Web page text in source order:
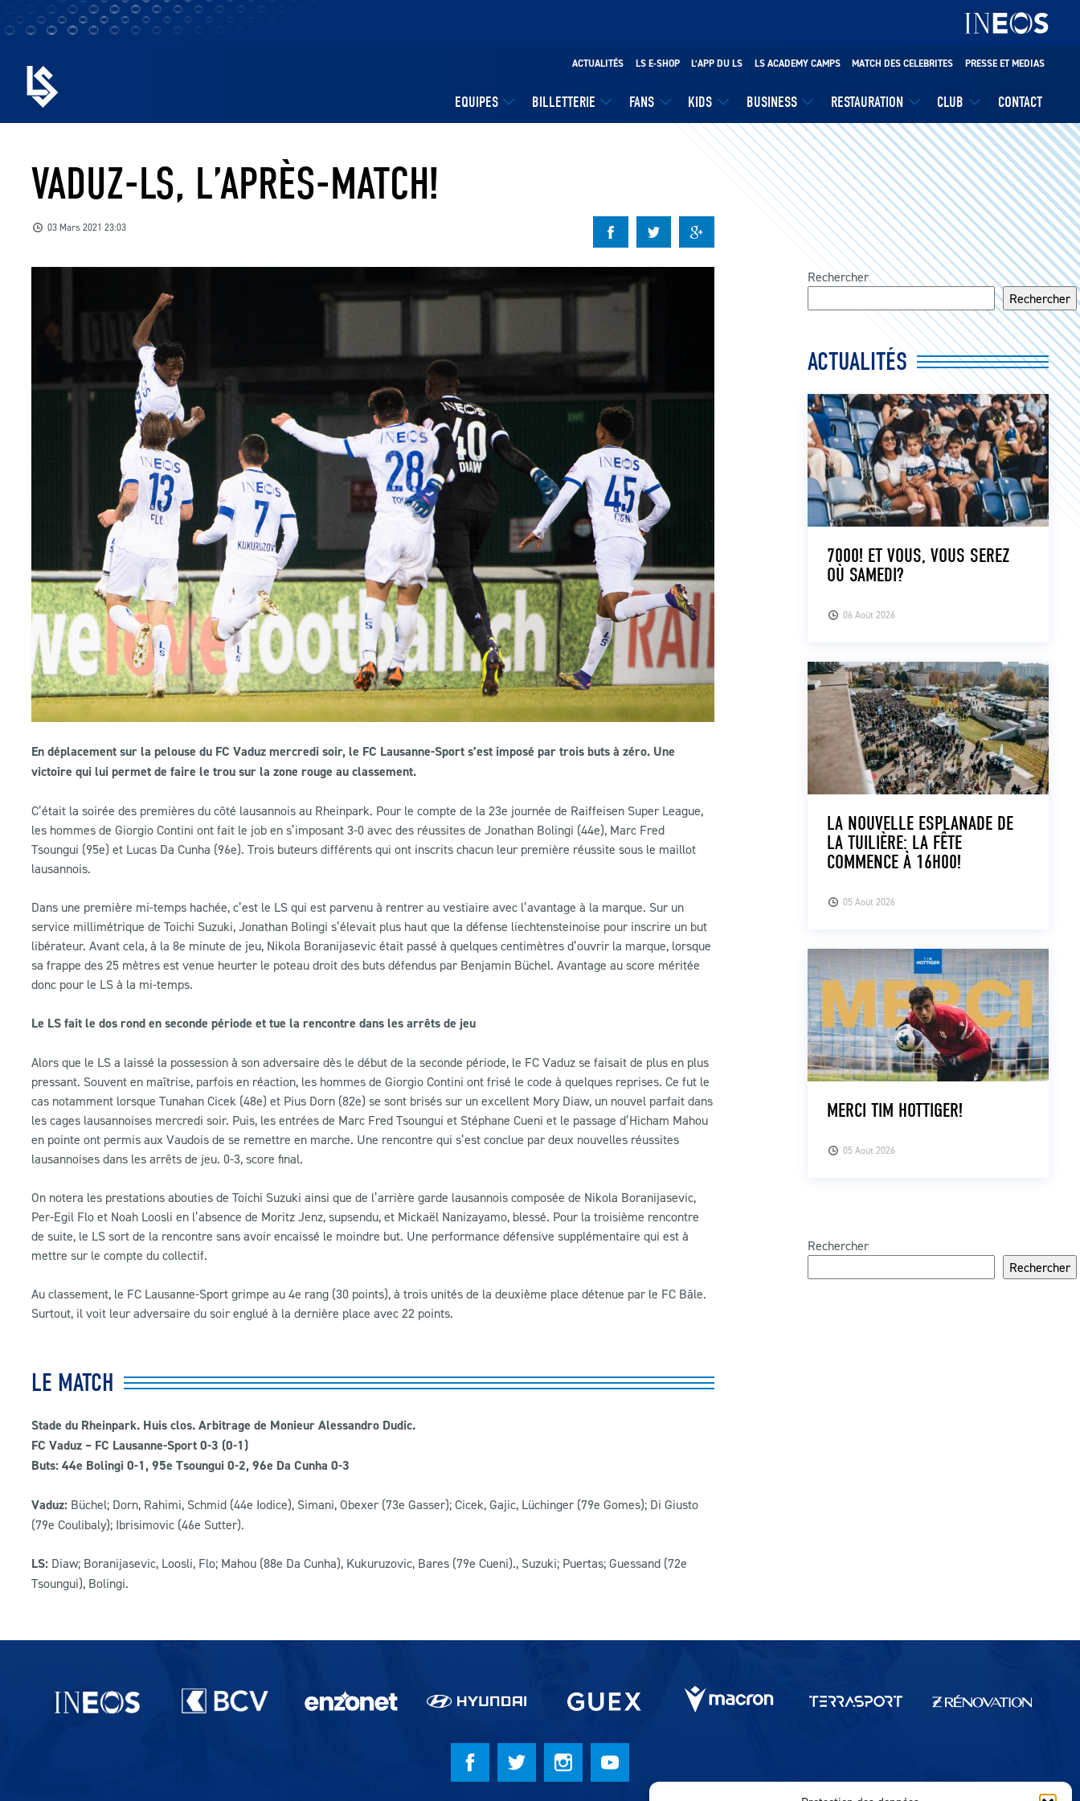
EQUIPES BILLETTERIE FANS KIDS BUSINESS RESTAURATION CLUB CONTACT
ACTUALITÉS LS E-SHOP L’APP DU LS LS ACADEMY CAMPS MATCH DES CELEBRITES PRESSE ET MEDIAS
VADUZ-LS, L’APRÈS-MATCH!
03 Mars 2021 23:03
En déplacement sur la pelouse du FC Vaduz mercredi soir, le FC Lausanne-Sport s’est imposé par trois buts à zéro. Une
victoire qui lui permet de faire le trou sur la zone rouge au classement.
C’était la soirée des premières du côté lausannois au Rheinpark. Pour le compte de la 23e journée de Raiffeisen Super League,
les hommes de Giorgio Contini ont fait le job en s’imposant 3-0 avec des réussites de Jonathan Bolingi (44e), Marc Fred
Tsoungui (95e) et Lucas Da Cunha (96e). Trois buteurs différents qui ont inscrits chacun leur première réussite sous le maillot
lausannois.
Dans une première mi-temps hachée, c’est le LS qui est parvenu à rentrer au vestiaire avec l’avantage à la marque. Sur un
service millimétrique de Toichi Suzuki, Jonathan Bolingi s’élevait plus haut que la défense liechtensteinoise pour inscrire un but
libérateur. Avant cela, à la 8e minute de jeu, Nikola Boranijasevic était passé à quelques centimètres d’ouvrir la marque, lorsque
sa frappe des 25 mètres est venue heurter le poteau droit des buts défendus par Benjamin Büchel. Avantage au score méritée
donc pour le LS à la mi-temps.
Le LS fait le dos rond en seconde période et tue la rencontre dans les arrêts de jeu
Alors que le LS a laissé la possession à son adversaire dès le début de la seconde période, le FC Vaduz se faisait de plus en plus
pressant. Souvent en maîtrise, parfois en réaction, les hommes de Giorgio Contini ont frisé le code à quelques reprises. Ce fut le
cas notamment lorsque Tunahan Cicek (48e) et Pius Dorn (82e) se sont brisés sur un excellent Mory Diaw, un nouvel parfait dans
les cages lausannoises mercredi soir. Puis, les entrées de Marc Fred Tsoungui et Stéphane Cueni et le passage d’Hicham Mahou
en pointe ont permis aux Vaudois de se remettre en marche. Une rencontre qui s’est conclue par deux nouvelles réussites
lausannoises dans les arrêts de jeu. 0-3, score final.
On notera les prestations abouties de Toichi Suzuki ainsi que de l’arrière garde lausannois composée de Nikola Boranijasevic,
Per-Egil Flo et Noah Loosli en l’absence de Moritz Jenz, supsendu, et Mickaël Nanizayamo, blessé. Pour la troisième rencontre
de suite, le LS sort de la rencontre sans avoir encaissé le moindre but. Une performance défensive supplémentaire qui est à
mettre sur le compte du collectif.
Au classement, le FC Lausanne-Sport grimpe au 4e rang (30 points), à trois unités de la deuxième place détenue par le FC Bâle.
Surtout, il voit leur adversaire du soir englué à la dernière place avec 22 points.
LE MATCH
Stade du Rheinpark. Huis clos. Arbitrage de Monieur Alessandro Dudic.
FC Vaduz – FC Lausanne-Sport 0-3 (0-1)
Buts: 44e Bolingi 0-1, 95e Tsoungui 0-2, 96e Da Cunha 0-3
Vaduz: Büchel; Dorn, Rahimi, Schmid (44e Iodice), Simani, Obexer (73e Gasser); Cicek, Gajic, Lüchinger (79e Gomes); Di Giusto
(79e Coulibaly); Ibrisimovic (46e Sutter).
LS: Diaw; Boranijasevic, Loosli, Flo; Mahou (88e Da Cunha), Kukuruzovic, Bares (79e Cueni)., Suzuki; Puertas; Guessand (72e
Tsoungui), Bolingi.
Rechercher
Rechercher
ACTUALITÉS
06 Août 2026
7000! ET VOUS, VOUS SEREZ
OÙ SAMEDI?
05 Août 2026
LA NOUVELLE ESPLANADE DE
LA TUILIÈRE: LA FÊTE
COMMENCE À 16H00!
05 Août 2026
MERCI TIM HOTTIGER!
Rechercher
Rechercher
Partenaires du lausanne-Sport